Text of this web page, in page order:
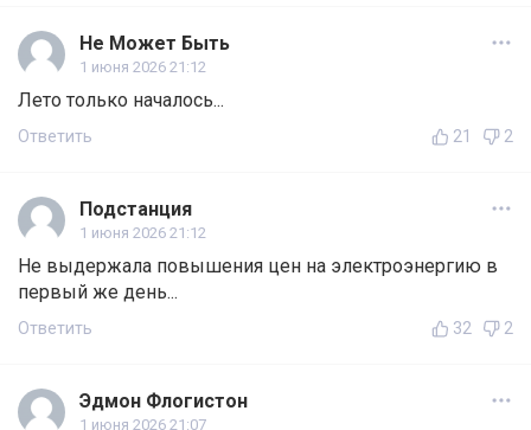
Не Может Быть
1 июня 2026 21:12
Лето только началось...
Ответить 21 2
Подстанция
1 июня 2026 21:12
Не выдержала повышения цен на электроэнергию в
первый же день...
Ответить 32 2
Эдмон Флогистон
1 июня 2026 21:07